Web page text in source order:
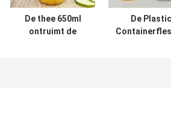
De thee 650ml
ontruimt de
De Plastic